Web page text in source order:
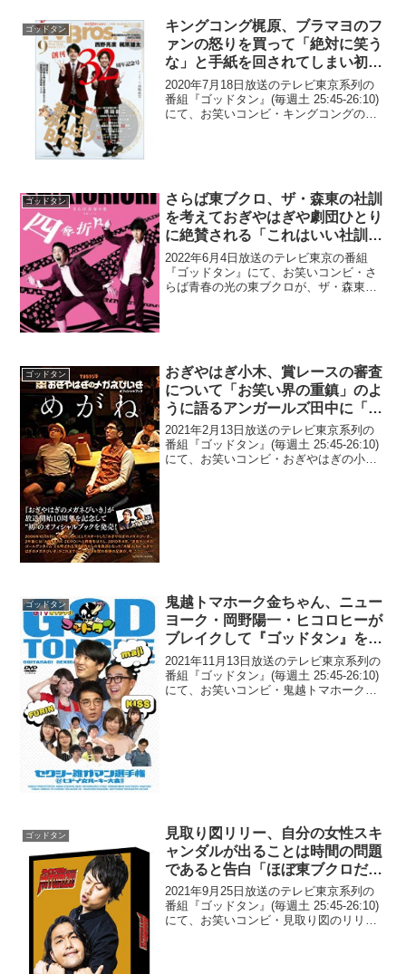
ゴッドタン
キングコング梶原、ブラマヨのフ
ァンの怒りを買って「絶対に笑う
な」と手紙を回されてしまい初舞
台で大滑りしてしまったと告白
2020年7月18日放送のテレビ東京系列の
番組『ゴッドタン』(毎週土 25:45-26:10)
にて、お笑いコンビ・キングコングの梶
ゴッドタン
さらば東ブクロ、ザ・森東の社訓
を考えておぎやはぎや劇団ひとり
に絶賛される「これはいい社訓
(笑)」
2022年6月4日放送のテレビ東京の番組
『ゴッドタン』にて、お笑いコンビ・さ
らば青春の光の東ブクロが、ザ・森東の
ゴッドタン
おぎやはぎ小木、賞レースの審査
について「お笑い界の重鎮」のよ
うに語るアンガールズ田中に「田
中って、ジャンガジャンガとカニ
しかない人だよね？」とツッコミ
2021年2月13日放送のテレビ東京系列の
番組『ゴッドタン』(毎週土 25:45-26:10)
にて、お笑いコンビ・おぎやはぎの小木
ゴッドタン
鬼越トマホーク金ちゃん、ニュー
ヨーク・岡野陽一・ヒコロヒーが
ブレイクして『ゴッドタン』を卒
業する中で「僕らだけ現状維持」
と発言
2021年11月13日放送のテレビ東京系列の
番組『ゴッドタン』(毎週土 25:45-26:10)
にて、お笑いコンビ・鬼越トマホークの
ゴッドタン
見取り図リリー、自分の女性スキ
ャンダルが出ることは時間の問題
であると告白「ほぼ東ブクロだと
思ってもらったら」
2021年9月25日放送のテレビ東京系列の
番組『ゴッドタン』(毎週土 25:45-26:10)
にて、お笑いコンビ・見取り図のリリー